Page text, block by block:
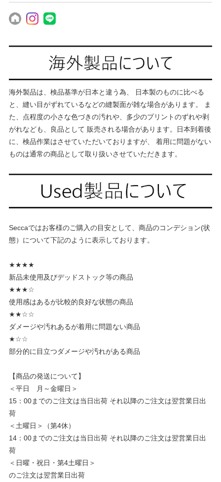
海外製品は、検品基準が日本と違う為、 日本製のものに比べる
と、縫い目がずれているなどの縫製面が雑な場合があります。 ま
た、点程度の小さな色づきの汚れや、多少のプリントのずれや剥
がれなども、良品として 販売される場合があります。日本到着後
に、検品作業はさせていただいておりますが、 着用に問題がない
ものは通常の商品として取り扱いさせていただきます。
Seccaではお客様のご購入の目安として、商品のコンデション(状
態）について下記のように表示しております。
★★★★
新品未使用及びデッドストック等の商品
★★★☆
使用感はあるが比較的良好な状態の商品
★★☆☆
ダメージや汚れあるが着用に問題ない商品
★☆☆
部分的に目立つダメージや汚れがある商品
【商品の発送について】
＜平日 月～金曜日＞
15：00までのご注文は当日出荷 それ以降のご注文は翌営業日出
荷
＜土曜日＞（第4休）
14：00までのご注文は当日出荷 それ以降のご注文は翌営業日出
荷
＜日曜・祝日・第4土曜日＞
のご注文は翌営業日出荷